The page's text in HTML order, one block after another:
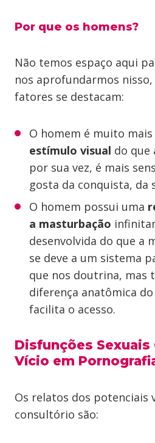
Por que os homens?
Não temos espaço aqui
nos aprofundarmos
fatores se destacam:
O homem é muito
estímulo visual do que
por sua vez, é mais
gosta da conquista, da
O homem possui uma
a masturbação
desenvolvida do que a
se deve a um sistema
que nos doutrina, mas
diferença anatômica
facilita o acesso.
Disfunções Sexuais
Vício em
Os relatos dos potenciais
consultório são: